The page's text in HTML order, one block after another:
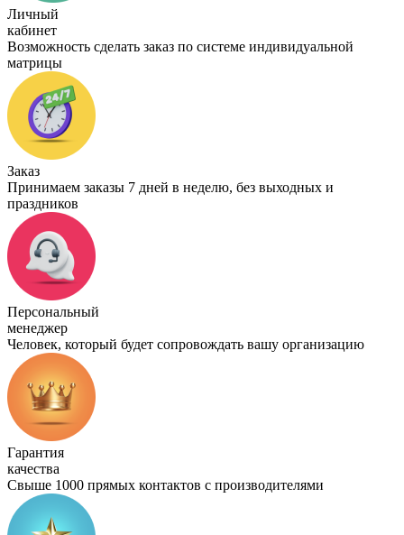
Личный
кабинет
Возможность сделать заказ по системе индивидуальной
матрицы
Заказ
Принимаем заказы 7 дней в неделю, без выходных и
праздников
Персональный
менеджер
Человек, который будет сопровождать вашу организацию
Гарантия
качества
Свыше 1000 прямых контактов с производителями